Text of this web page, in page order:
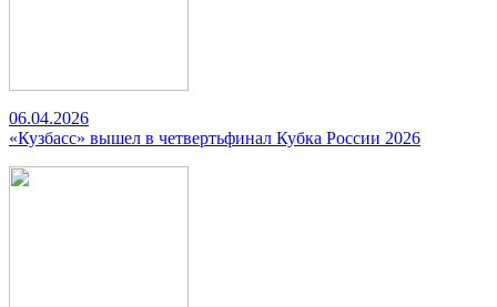
06.04.2026
«Кузбасс» вышел в четвертьфинал Кубка России 2026